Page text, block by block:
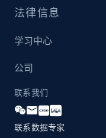
法律信息
学习中心
公司
联系我们
联系数据专家